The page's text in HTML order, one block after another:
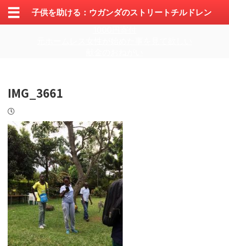
子供を助ける：ウガンダのストリートチルドレン
IMG_3661